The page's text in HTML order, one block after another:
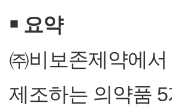
￭ 요약
㈜비보존제약에
제조하는 의약품